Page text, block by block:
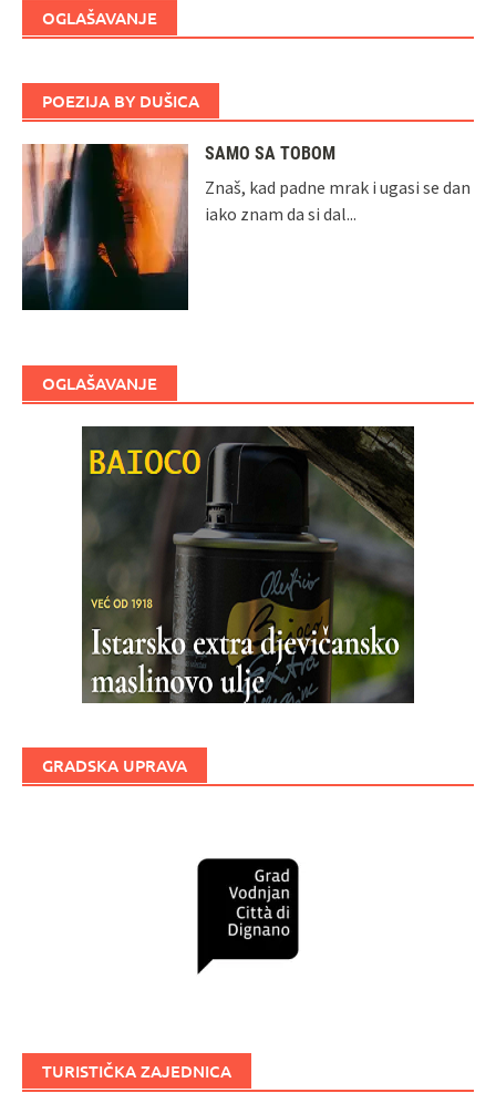
OGLAŠAVANJE
POEZIJA BY DUŠICA
SAMO SA TOBOM
Znaš, kad padne mrak i ugasi se dan
iako znam da si dal...
OGLAŠAVANJE
GRADSKA UPRAVA
TURISTIČKA ZAJEDNICA